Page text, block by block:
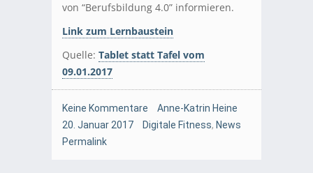
von “Berufsbildung 4.0” informieren.
Link zum Lernbaustein
Quelle: Tablet statt Tafel vom
09.01.2017
Keine Kommentare
Anne-Katrin Heine
20. Januar 2017
Digitale Fitness, News
Permalink